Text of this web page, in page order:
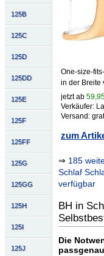
125B
125C
125D
125DD
125E
125F
125FF
125G
125GG
125H
125I
125J
One-size-
in der Breite
jetzt ab
Verkäufer:
Versand:
zum
⇒ 185
Schlaf
verfügbar
BH in
Die